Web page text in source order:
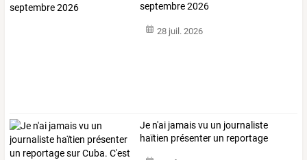
septembre 2026
28 juil. 2026
Je n'ai jamaisvu un journaliste
haïtien présenter un reportage